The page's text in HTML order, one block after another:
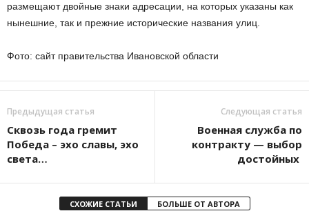
размещают двойные знаки адресации, на которых указаны как
нынешние, так и прежние исторические названия улиц.
Фото: сайт правительства Ивановской области
Предыдущая статья
Сквозь года гремит
Победа – эхо славы, эхо
света…
Следующая статья
Военная служба по
контракту — выбор
достойных
СХОЖИЕ СТАТЬИ БОЛЬШЕ ОТ АВТОРА